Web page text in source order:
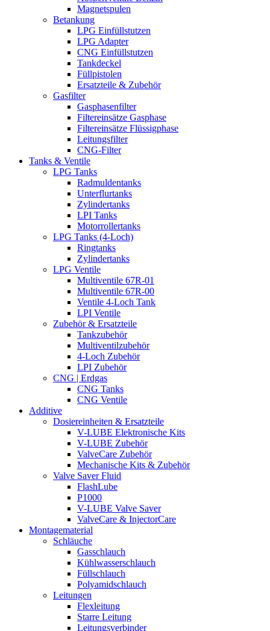
Magnetspulen
Betankung
LPG Einfüllstutzen
LPG Adapter
CNG Einfüllstutzen
Tankdeckel
Füllpistolen
Ersatzteile & Zubehör
Gasfilter
Gasphasenfilter
Filtereinsätze Gasphase
Filtereinsätze Flüssigphase
Leitungsfilter
CNG-Filter
Tanks & Ventile
LPG Tanks
Radmuldentanks
Unterflurtanks
Zylindertanks
LPI Tanks
Motorrollertanks
LPG Tanks (4-Loch)
Ringtanks
Zylindertanks
LPG Ventile
Multiventile 67R-01
Multiventile 67R-00
Ventile 4-Loch Tank
LPI Ventile
Zubehör & Ersatzteile
Tankzubehör
Multiventilzubehör
4-Loch Zubehör
LPI Zubehör
CNG | Erdgas
CNG Tanks
CNG Ventile
Additive
Dosiereinheiten & Ersatzteile
V-LUBE Elektronische Kits
V-LUBE Zubehör
ValveCare Zubehör
Mechanische Kits & Zubehör
Valve Saver Fluid
FlashLube
P1000
V-LUBE Valve Saver
ValveCare & InjectorCare
Montagematerial
Schläuche
Gasschlauch
Kühlwasserschlauch
Füllschlauch
Polyamidschlauch
Leitungen
Flexleitung
Starre Leitung
Leitungsverbinder